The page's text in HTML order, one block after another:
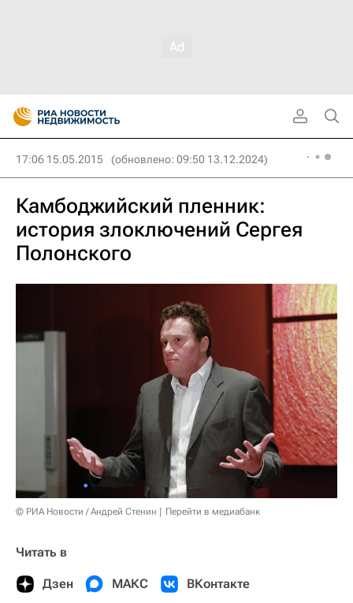
17:06 15.05.2015 (обновлено: 09:50 13.12.2024)
Камбоджийский пленник:
история злоключений Сергея
Полонского
© РИА Новости / Андрей Стенин Перейти в медиабанк
Читать в
Дзен МАКС ВКонтакте